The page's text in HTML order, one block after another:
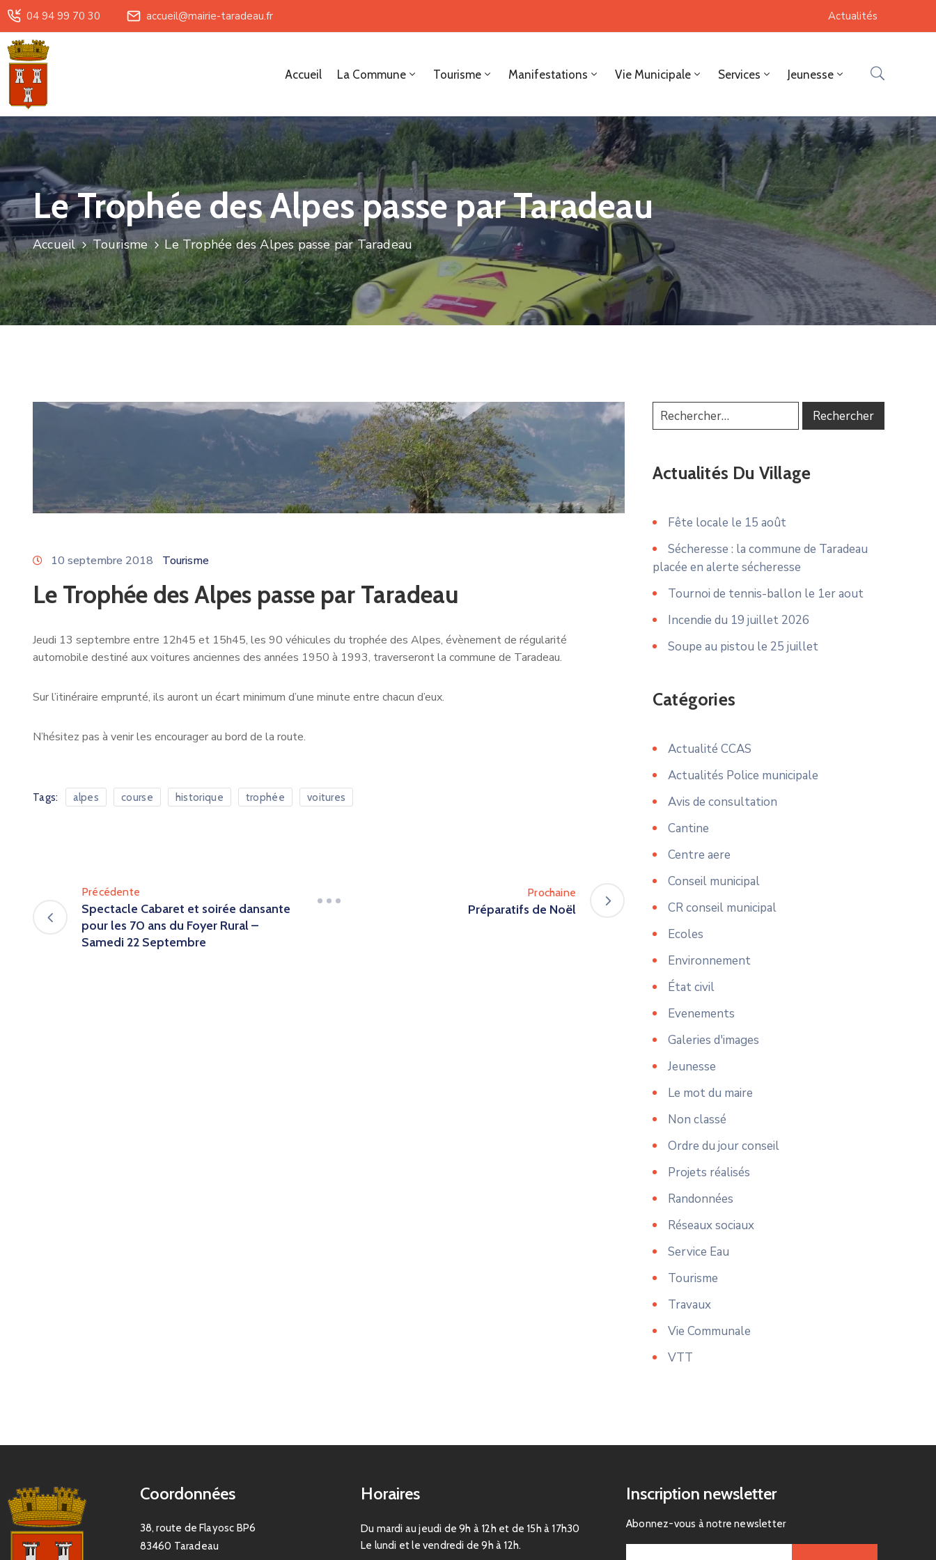
04 94 99 70 30 accueil@mairie-taradeau.fr Actualités
Accueil La Commune Tourisme Manifestations Vie Municipale Services Jeunesse
Le Trophée des Alpes passe par Taradeau
Accueil Tourisme Le Trophée des Alpes passe par Taradeau
10 septembre 2018 Tourisme
Le Trophée des Alpes passe par Taradeau
Jeudi 13 septembre entre 12h45 et 15h45, les 90 véhicules du trophée des Alpes, évènement de régularité
automobile destiné aux voitures anciennes des années 1950 à 1993, traverseront la commune de Taradeau.
Sur l’itinéraire emprunté, ils auront un écart minimum d’une minute entre chacun d’eux.
N’hésitez pas à venir les encourager au bord de la route.
Tags: alpes course historique trophée voitures
Précédente
Spectacle Cabaret et soirée dansante
pour les 70 ans du Foyer Rural –
Samedi 22 Septembre
Prochaine
Préparatifs de Noël
Actualités Du Village
Fête locale le 15 août
Sécheresse : la commune de Taradeau
placée en alerte sécheresse
Tournoi de tennis-ballon le 1er aout
Incendie du 19 juillet 2026
Soupe au pistou le 25 juillet
Catégories
Actualité CCAS
Actualités Police municipale
Avis de consultation
Cantine
Centre aere
Conseil municipal
CR conseil municipal
Ecoles
Environnement
État civil
Evenements
Galeries d'images
Jeunesse
Le mot du maire
Non classé
Ordre du jour conseil
Projets réalisés
Randonnées
Réseaux sociaux
Service Eau
Tourisme
Travaux
Vie Communale
VTT
Coordonnées
38, route de Flayosc BP6
83460 Taradeau
Horaires
Du mardi au jeudi de 9h à 12h et de 15h à 17h30
Le lundi et le vendredi de 9h à 12h.
Inscription newsletter
Abonnez-vous à notre newsletter